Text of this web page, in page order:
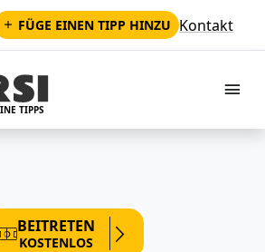
FÜGE EINEN TIPP HINZU Kontakt
TIPPS
BEITRETEN
KOSTENLOS